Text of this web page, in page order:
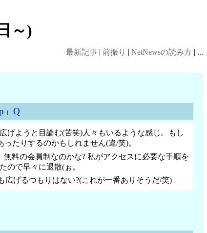
～)
最新記事 | 前振り | NetNewsの読み方 | ...
」 Q
げようと目論む(苦笑)人々もいるような感じ。もし
たりするのかもしれません(違/笑)。
料の会員制なのかな? 私がアクセスに必要な手順を
ので早々に退散(ぉ。
広げるつもりはない?(これが一番ありそうだ/笑)